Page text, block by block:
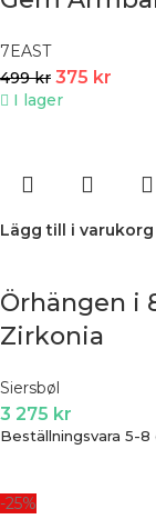
7EAST
499kr 375 kr
I lager
Lägg till i varukorg
Örhängen i
Zirkonia
Siersbøl
3 275 kr
Beställningsvara 5-8
-25%